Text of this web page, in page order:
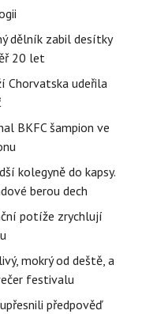
dělník zabil desítky
20 let
Chorvatska udeřila
BKFC šampion ve
kolegyně do kapsy.
berou dech
potíže zrychlují
mokrý od deště, a
festivalu
předpověď